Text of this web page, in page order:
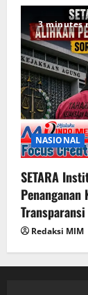
3 minutes
NASIONAL
SETARA
Penanganan
Redaksi MIM